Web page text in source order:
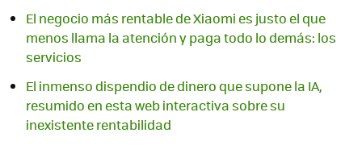
El negocio más rentable de Xiaomi es justo el que
menos llama la atención y paga todo lo demás: los
servicios
El inmenso dispendio de dinero que supone la IA,
resumido en esta web interactiva sobre su
inexistente rentabilidad